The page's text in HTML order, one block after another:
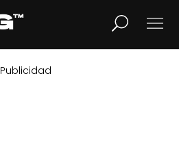
LIFESTYLE
Publicidad